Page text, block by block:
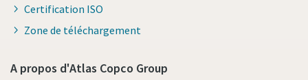
Certification ISO
Zone de téléchargement
A propos d'Atlas Copco Group